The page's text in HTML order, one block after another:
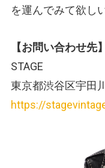
を運んでみて欲しい
【お問い合わせ先】
STAGE
東京都渋谷区宇田
https://